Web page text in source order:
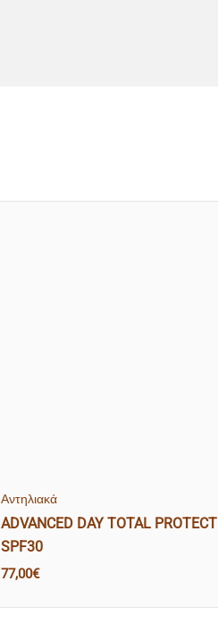
Αντηλιακά
ADVANCED DAY TOTAL PROTECT
SPF30
77,00€